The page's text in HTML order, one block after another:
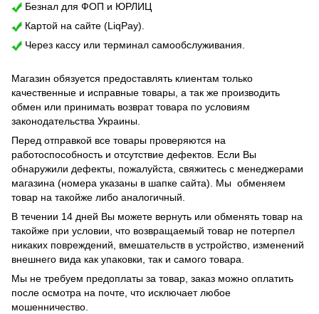
Безнал для ФОП и ЮРЛИЦ
Картой на сайте (LiqPay).
Через кассу или терминал самообслуживания.
Магазин обязуется предоставлять клиентам только
качественные и исправные товары, а так же производить
обмен или принимать возврат товара по условиям
законодательства Украины.
Перед отправкой все товары проверяются на
работоспособность и отсутствие дефектов. Если Вы
обнаружили дефекты, пожалуйста, свяжитесь с менеджерами
магазина (номера указаны в шапке сайта). Мы обменяем
товар на такойже либо аналогичный.
В течении 14 дней Вы можете вернуть или обменять товар на
такойже при условии, что возвращаемый товар не потерпел
никаких повреждений, вмешательств в устройство, изменений
внешнего вида как упаковки, так и самого товара.
Мы не требуем предоплаты за товар, заказ можно оплатить
после осмотра на почте, что исключает любое
мошенничество.